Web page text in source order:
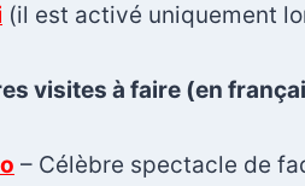
(il est activé uniquement
visites à faire (en
– Célèbre spectacle de